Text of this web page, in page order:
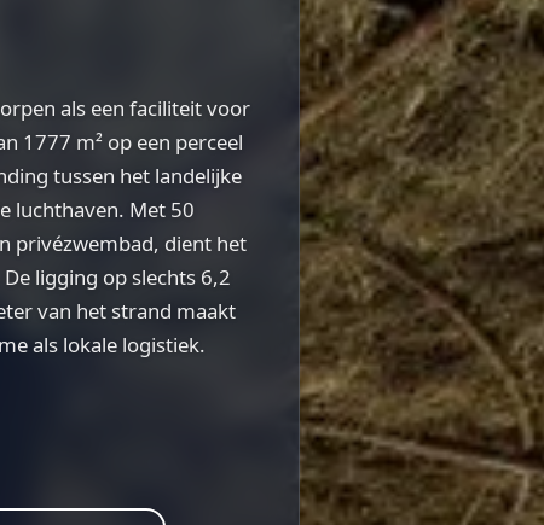
als een faciliteit voor
1777 m² op een perceel
tussen het landelijke
luchthaven. Met 50
privézwembad, dient het
ligging op slechts 6,2
van het strand maakt
als lokale logistiek.